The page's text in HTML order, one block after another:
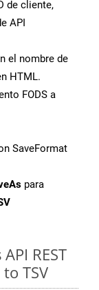
de cliente,
API
el nombre de
HTML.
FODS a
SaveFormat
para
REST
TSV